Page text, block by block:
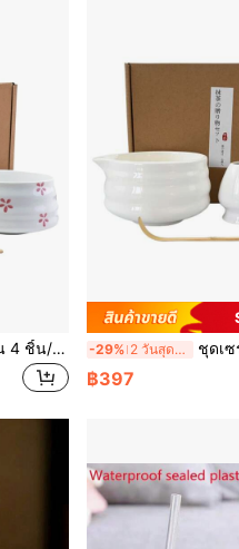
เซ็ท ชุดชงชามัทฉะสไตล์ญี่ปุ่น 4 ชิ้น/เซ็ต พร้อมแท่นวาง ประกอบด้วย ชาม, วิสก์,ช้อน เป็นของขวัญที่ยอดเยี่ยมสำหรับพิธีกรรม การตกแต่งสไตล์ญี่ปุ่นแบบดั้งเดิม ชุดมัทฉะกลับสู่โรงเรียน -29% 2 วันสุดท้าย ชุดเซรามิกมัทฉะ 4 ชิ้น
฿397